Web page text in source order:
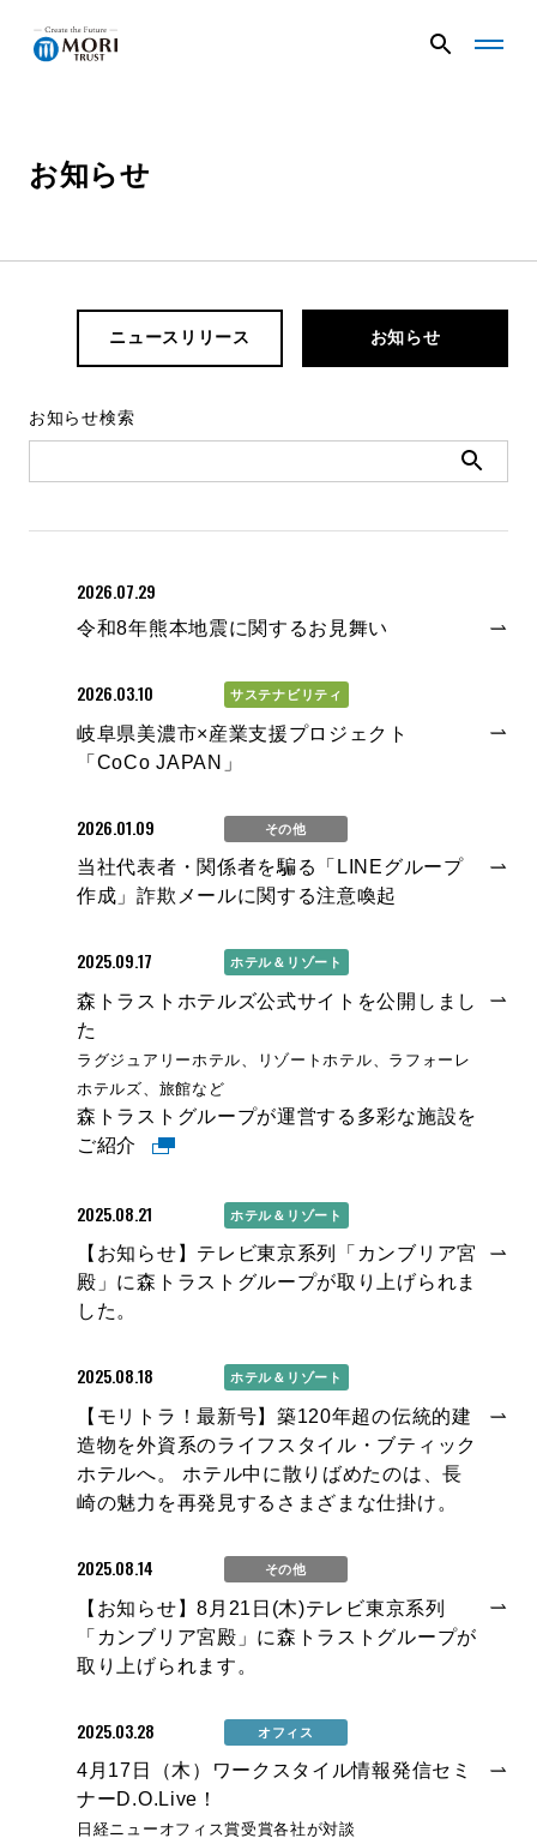
G
v
ニ
G
v
ニ
る
企業情報
ニュース
プロジェクト
サステナビリティ
採用情報
お知らせ
ニュースリリース お知らせ
お知らせ検索
2026.07.29
令和8年熊本地震に関するお見舞い
2026.03.10 サステナビリティ
岐阜県美濃市×産業支援プロジェクト
「CoCo JAPAN」
2026.01.09 その他
当社代表者・関係者を騙る「LINEグループ
作成」詐欺メールに関する注意喚起
2025.09.17 ホテル＆リゾート
森トラストホテルズ公式サイトを公開しまし
た
ラグジュアリーホテル、リゾートホテル、ラフォーレ
ホテルズ、旅館など
森トラストグループが運営する多彩な施設を
ご紹介
2025.08.21 ホテル＆リゾート
【お知らせ】テレビ東京系列「カンブリア宮
殿」に森トラストグループが取り上げられま
した。
2025.08.18 ホテル＆リゾート
【モリトラ！最新号】築120年超の伝統的建
造物を外資系のライフスタイル・ブティック
ホテルへ。 ホテル中に散りばめたのは、長
崎の魅力を再発見するさまざまな仕掛け。
2025.08.14 その他
【お知らせ】8月21日(木)テレビ東京系列
「カンブリア宮殿」に森トラストグループが
取り上げられます。
2025.03.28 オフィス
4月17日（木）ワークスタイル情報発信セミ
ナーD.O.Live！
日経ニューオフィス賞受賞各社が対談